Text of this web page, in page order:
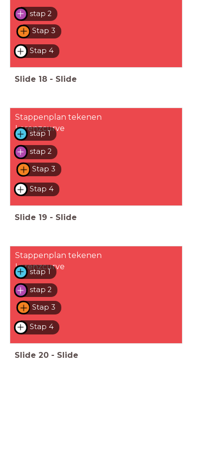
stap 2
Stap 3
Stap 4
Slide 18 - Slide
Stappenplan tekenen
Lorenzcurve
stap 1
stap 2
Stap 3
Stap 4
Slide 19 - Slide
Stappenplan tekenen
Lorenzcurve
stap 1
stap 2
Stap 3
Stap 4
Slide 20 - Slide